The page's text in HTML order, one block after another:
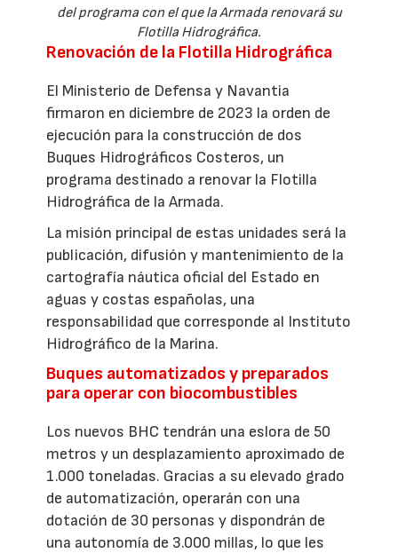
del programa con el que la Armada renovará su
Flotilla Hidrográfica.
Renovación de la Flotilla Hidrográfica
El Ministerio de Defensa y Navantia
firmaron en diciembre de 2023 la orden de
ejecución para la construcción de dos
Buques Hidrográficos Costeros, un
programa destinado a renovar la Flotilla
Hidrográfica de la Armada.
La misión principal de estas unidades será la
publicación, difusión y mantenimiento de la
cartografía náutica oficial del Estado en
aguas y costas españolas, una
responsabilidad que corresponde al Instituto
Hidrográfico de la Marina.
Buques automatizados y preparados
para operar con biocombustibles
Los nuevos BHC tendrán una eslora de 50
metros y un desplazamiento aproximado de
1.000 toneladas. Gracias a su elevado grado
de automatización, operarán con una
dotación de 30 personas y dispondrán de
una autonomía de 3.000 millas, lo que les